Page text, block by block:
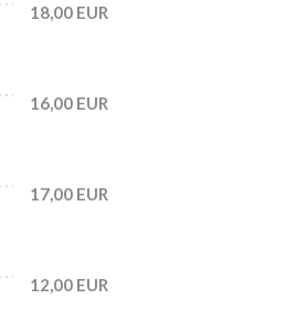
18,00 EUR
16,00 EUR
17,00 EUR
12,00 EUR